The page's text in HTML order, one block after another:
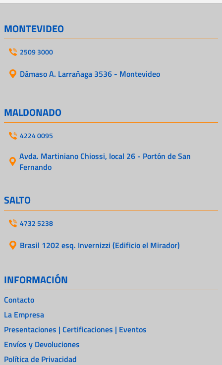
MONTEVIDEO
2509 3000
Dámaso A. Larrañaga 3536 - Montevideo
MALDONADO
4224 0095
Avda. Martiniano Chiossi, local 26 - Portón de San
Fernando
SALTO
4732 5238
Brasil 1202 esq. Invernizzi (Edificio el Mirador)
INFORMACIÓN
Contacto
La Empresa
Presentaciones | Certificaciones | Eventos
Envíos y Devoluciones
Política de Privacidad